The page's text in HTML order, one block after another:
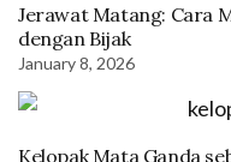
Jerawat Matang: Cara
dengan Bijak
January 8, 2026
Kelopak Mata Ganda